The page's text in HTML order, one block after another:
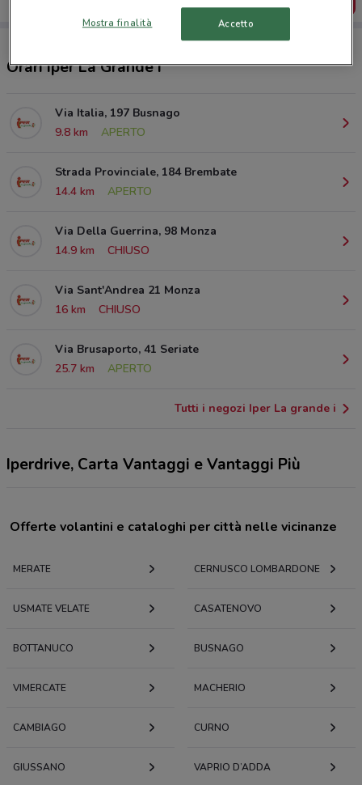
Orari Iper La Grande i
Via Italia, 197 Busnago
9.8 km
APERTO
Strada Provinciale, 184 Brembate
14.4 km
APERTO
Via Della Guerrina, 98 Monza
14.9 km
CHIUSO
Via Sant'Andrea 21 Monza
16 km
CHIUSO
Via Brusaporto, 41 Seriate
25.7 km
APERTO
Tutti i negozi Iper La grande i
Iperdrive, Carta Vantaggi e Vantaggi Più
Offerte volantini e cataloghi per città nelle vicinanze
MERATE CERNUSCO LOMBARDONE
USMATE VELATE CASATENOVO
BOTTANUCO BUSNAGO
VIMERCATE MACHERIO
CAMBIAGO CURNO
GIUSSANO VAPRIO D’ADDA
Mostra finalità Accetto